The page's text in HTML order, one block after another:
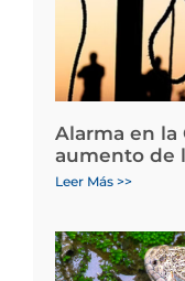
Alarma en la
aumento de
Leer Más >>